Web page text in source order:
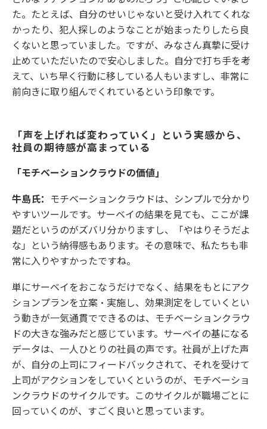
た。たとえば、自分のせいじゃないと受け入れてくれな
かったり、犯人探しのようなことが始まったりしたら良
くないと思っていました。ですが、みなさん真摯に受け
止めていただいたので安心しました。自分で打ち手を考
えて、いち早く行動に移している人もいますし、非常に
前向きに取り組んでくれているという印象です。
「声を上げれば変わっていく」という実感から、
社員の期待感が高まっている
「モチベーションクラウドの価値」
牛島氏： モチベーションクラウドは、シンプルで分かり
やすいツールです。サーベイの結果を見ても、ここが課
題だというのがズバリ分かりますし、「やはりそうだよ
な」という納得感もあります。その意味で、私たちも非
常に入りやすかったですね。
単にサーベイをおこなうだけでなく、結果をもとにアク
ションプランを立案・実施し、効果測定をしていくとい
う動きが一気通貫でできるのは、モチベーションクラウ
ドの大きな強みだと感じています。サーベイの基になる
データは、一人ひとりの社員の声です。社員が上げた声
が、自分の上司にフィードバックされて、それを受けて
上司がアクションをしていくというのが、モチベーショ
ンクラウドのサイクルです。このサイクルが職場ごとに
回っていくのが、すごく良いと思っています。